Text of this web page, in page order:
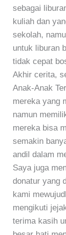
sebagai
kuliah dan
sekolah,
untuk liburan
tidak cepat
Akhir cerita,
Anak-Anak
mereka yang
namun
mereka bisa
semakin
andil dalam
Saya juga
donatur yang
kami
mengikuti
terima kasih